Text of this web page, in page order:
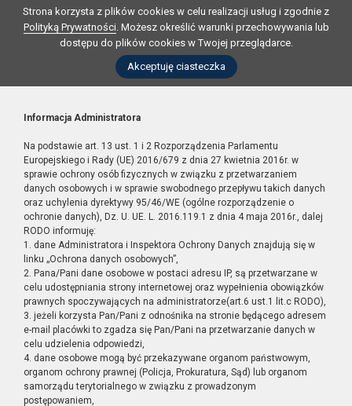
Strona korzysta z plików cookies w celu realizacji usług i zgodnie z
Polityką Prywatności. Możesz określić warunki przechowywania lub
dostępu do plików cookies w Twojej przeglądarce.
Akceptuję ciasteczka
Informacja Administratora
Na podstawie art. 13 ust. 1 i 2 Rozporządzenia Parlamentu
Europejskiego i Rady (UE) 2016/679 z dnia 27 kwietnia 2016r. w
sprawie ochrony osób fizycznych w związku z przetwarzaniem
danych osobowych i w sprawie swobodnego przepływu takich danych
oraz uchylenia dyrektywy 95/46/WE (ogólne rozporządzenie o
ochronie danych), Dz. U. UE. L. 2016.119.1 z dnia 4 maja 2016r., dalej
RODO informuję:
1. dane Administratora i Inspektora Ochrony Danych znajdują się w
linku „Ochrona danych osobowych”,
2. Pana/Pani dane osobowe w postaci adresu IP, są przetwarzane w
celu udostępniania strony internetowej oraz wypełnienia obowiązków
prawnych spoczywających na administratorze(art.6 ust.1 lit.c RODO),
3. jeżeli korzysta Pan/Pani z odnośnika na stronie będącego adresem
e-mail placówki to zgadza się Pan/Pani na przetwarzanie danych w
celu udzielenia odpowiedzi,
4. dane osobowe mogą być przekazywane organom państwowym,
organom ochrony prawnej (Policja, Prokuratura, Sąd) lub organom
samorządu terytorialnego w związku z prowadzonym
postępowaniem,